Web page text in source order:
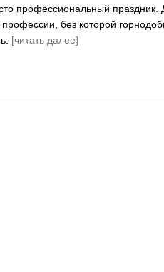
профессиональный праздник.
профессии, без которой
[читать далее]